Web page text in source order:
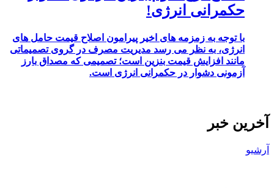
حکمرانی انرژی!
با توجه به زمزمه های اخیر پیرامون اصلاح قیمت حامل های
انرژی، به نظر می رسد مدیریت مصرف در گروی تصمیماتی
مانند افزایش قیمت بنزین است؛ تصمیمی که مصداق بارز
آزمونی دشوار در حکمرانی انرژی است.
آخرین خبر
آرشیو